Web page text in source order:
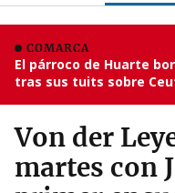
COMARCA
El párroco de Huarte
tras sus tuits sobre
Von der
martes con